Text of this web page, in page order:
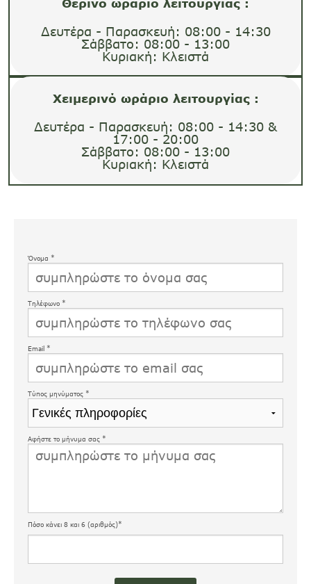
Θερινό ωράριο λειτουργίας :
Δευτέρα - Παρασκευή: 08:00 - 14:30
Σάββατο: 08:00 - 13:00
Κυριακή: Κλειστά
Χειμερινό ωράριο λειτουργίας :
Δευτέρα - Παρασκευή: 08:00 - 14:30 &
17:00 - 20:00
Σάββατο: 08:00 - 13:00
Κυριακή: Κλειστά
Όνομα *
Τηλέφωνο *
Email *
Τύπος μηνύματος *
Αφήστε το μήνυμα σας *
Πόσο κάνει 8 και 6 (αριθμός)*